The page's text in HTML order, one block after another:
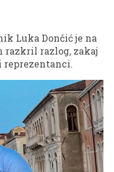
Luka Dončić je na
razkril razlog, zakaj
reprezentanci.